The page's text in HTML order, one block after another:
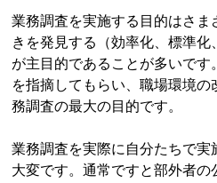
業務調査を実施する目的はさま
きを発見する（効率化、標準化
が主目的であることが多いで
を指摘してもらい、職場環境
務調査の最大の目的です。
業務調査を実際に自分たちで実
大変です。通常ですと部外者の